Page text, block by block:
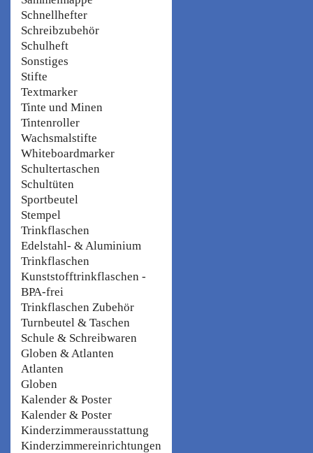
Schnellhefter
Schreibzubehör
Schulheft
Sonstiges
Stifte
Textmarker
Tinte und Minen
Tintenroller
Wachsmalstifte
Whiteboardmarker
Schultertaschen
Schultüten
Sportbeutel
Stempel
Trinkflaschen
Edelstahl- & Aluminium
Trinkflaschen
Kunststofftrinkflaschen -
BPA-frei
Trinkflaschen Zubehör
Turnbeutel & Taschen
Schule & Schreibwaren
Globen & Atlanten
Atlanten
Globen
Kalender & Poster
Kalender & Poster
Kinderzimmerausstattung
Kinderzimmereinrichtungen